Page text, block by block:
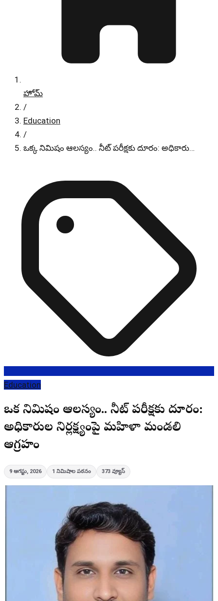
హోమ్
/
Education
/
ఒక్క నిమిషం ఆలస్యం.. నీట్ పరీక్షకు దూరం: అధికారు…
Education
ఒక్క నిమిషం ఆలస్యం.. నీట్ పరీక్షకు దూరం:
అధికారుల నిర్లక్ష్యంపై మహిళా మండలి
ఆగ్రహం
9 ఆగస్టు, 2026 1 నిమిషాల పఠనం 373 వ్యూస్